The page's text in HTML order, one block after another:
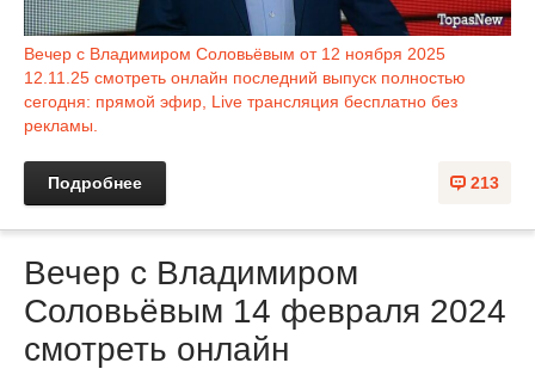
Вечер с Владимиром Соловьёвым от 12 ноября 2025
12.11.25 смотреть онлайн последний выпуск полностью
сегодня: прямой эфир, Live трансляция бесплатно без
рекламы.
213
Подробнее
Вечер с Владимиром
Соловьёвым 14 февраля 2024
смотреть онлайн